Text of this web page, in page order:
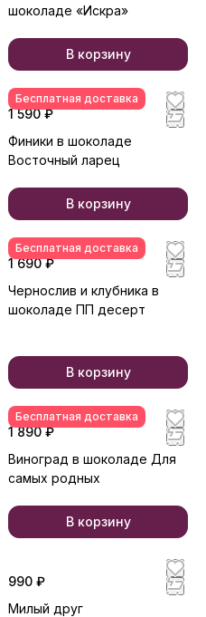
шоколаде «Искра»
В корзину
Бесплатная доставка
1 590 ₽
Финики в шоколаде
Восточный ларец
В корзину
Бесплатная доставка
1 690 ₽
Чернослив и клубника в
шоколаде ПП десерт
В корзину
Бесплатная доставка
1 890 ₽
Виноград в шоколаде Для
самых родных
В корзину
990 ₽
Милый друг